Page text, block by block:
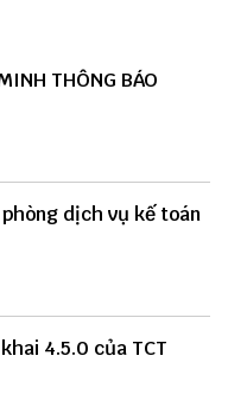
THÔNG BÁO
dịch vụ kế toán
4.5.0 của TCT